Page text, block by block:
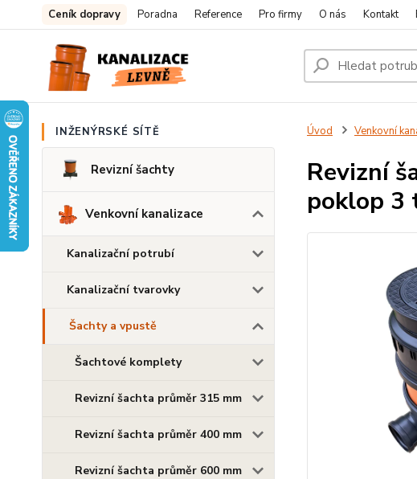
Ceník dopravy Poradna Reference Pro firmy O nás Kontakt
INŽENÝRSKÉ SÍTĚ
Revizní šachty
Venkovní kanalizace
Kanalizační potrubí
Kanalizační tvarovky
Šachty a vpustě
Šachtové komplety
Revizní šachta průměr 315 mm
Revizní šachta průměr 400 mm
Revizní šachta průměr 600 mm
Úvod Venkovní
Revizní
poklop 3